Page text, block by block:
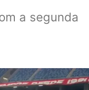
a segunda